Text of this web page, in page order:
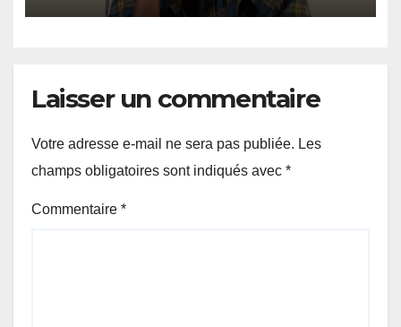
Laisser un commentaire
Votre adresse e-mail ne sera pas publiée. Les
champs obligatoires sont indiqués avec *
Commentaire *